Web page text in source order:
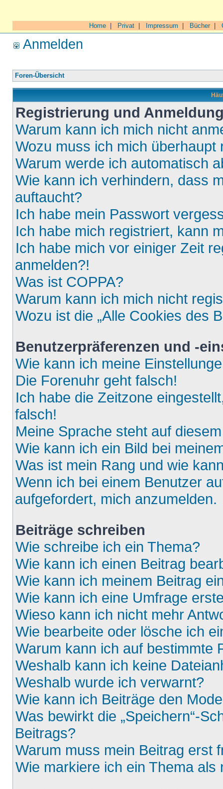
Home Privat Impressum Bücher|
Anmelden
Foren-Übersicht
Registrierung und
Warum kann ich mich nicht
Wozu muss ich mich überhaupt
Warum werde ich automatisch
Wie kann ich verhindern, dass
auftaucht?
Ich habe mein Passwort
Ich habe mich registriert, kann
Ich habe mich vor einiger Zeit
anmelden?!
Was ist COPPA?
Warum kann ich mich nicht
Wozu ist die „Alle Cookies des
Benutzerpräferenzen und -
Wie kann ich meine
Die Forenuhr geht falsch!
Ich habe die Zeitzone
falsch!
Meine Sprache steht auf
Wie kann ich ein Bild bei
Was ist mein Rang und wie
Wenn ich bei einem Benutzer
aufgefordert, mich anzumelden.
Beiträge schreiben
Wie schreibe ich ein Thema?
Wie kann ich einen Beitrag
Wie kann ich meinem Beitrag
Wie kann ich eine Umfrage
Wieso kann ich nicht mehr
Wie bearbeite oder lösche ich
Warum kann ich auf bestimmte
Weshalb kann ich keine
Weshalb wurde ich verwarnt?
Wie kann ich Beiträge den
Was bewirkt die „Speichern“-
Beitrags?
Warum muss mein Beitrag erst
Wie markiere ich ein Thema als